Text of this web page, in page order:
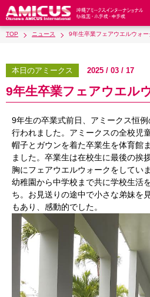
教育理念
教職員紹介 校
学校施設紹介 学
沿革・概要 採
寄付のお願い
アクセス
幼稚園
幼稚園 預
制服 サ
スクールバス
学費・諸費一覧 入
小学校 キ
学童クラブ 制服
サポートランチ ス
SHinE（PTA活動） 学
入園・入学について
中学校
中学校 キ
放課後学習クラブ 卒
制服
スクールバス
学費・諸費一覧 入
入園・入学について
募集要項 編
学校見学・説明会
お知らせ 採用情報
在校生保護者の方へ
English
Close
TOP ニュース 9年生卒業フェアウエルウォー
本日のアミークス 2025 / 03 / 17
9年生卒業フェアウエル
9年生の卒業式前日、アミークス恒
行われました。アミークスの全校児
帽子とガウンを着た卒業生を体育館
ました。卒業生は在校生に最後の挨
胸にフェアウエルウォークをしていま
幼稚園から中学校まで共に学校生活
ち。お見送りの途中で小さな弟妹を
もあり、感動的でした。